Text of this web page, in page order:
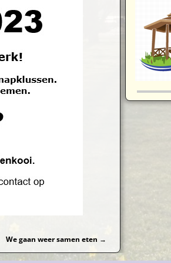
We gaan weer samen eten →